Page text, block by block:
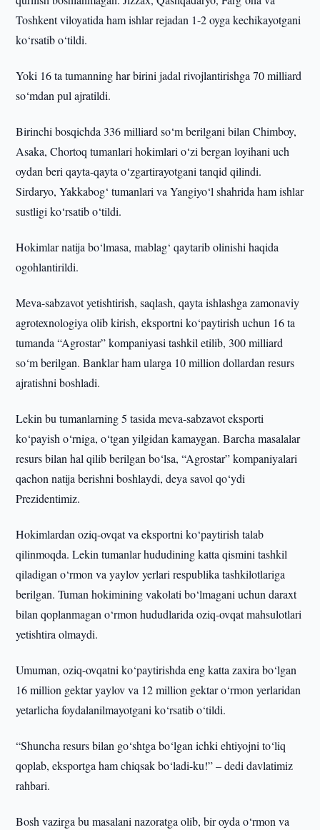
Toshkent viloyatida ham ishlar rejadan 1-2 oyga kechikayotgani
ko‘rsatib o‘tildi.
Yoki 16 ta tumanning har birini jadal rivojlantirishga 70 milliard
so‘mdan pul ajratildi.
Birinchi bosqichda 336 milliard so‘m berilgani bilan Chimboy,
Asaka, Chortoq tumanlari hokimlari o‘zi bergan loyihani uch
oydan beri qayta-qayta o‘zgartirayotgani tanqid qilindi.
Sirdaryo, Yakkabog‘ tumanlari va Yangiyo‘l shahrida ham ishlar
sustligi ko‘rsatib o‘tildi.
Hokimlar natija bo‘lmasa, mablag‘ qaytarib olinishi haqida
ogohlantirildi.
Meva-sabzavot yetishtirish, saqlash, qayta ishlashga zamonaviy
agrotexnologiya olib kirish, eksportni ko‘paytirish uchun 16 ta
tumanda “Agrostar” kompaniyasi tashkil etilib, 300 milliard
so‘m berilgan. Banklar ham ularga 10 million dollardan resurs
ajratishni boshladi.
Lekin bu tumanlarning 5 tasida meva-sabzavot eksporti
ko‘payish o‘rniga, o‘tgan yilgidan kamaygan. Barcha masalalar
resurs bilan hal qilib berilgan bo‘lsa, “Agrostar” kompaniyalari
qachon natija berishni boshlaydi, deya savol qo‘ydi
Prezidentimiz.
Hokimlardan oziq-ovqat va eksportni ko‘paytirish talab
qilinmoqda. Lekin tumanlar hududining katta qismini tashkil
qiladigan o‘rmon va yaylov yerlari respublika tashkilotlariga
berilgan. Tuman hokimining vakolati bo‘lmagani uchun daraxt
bilan qoplanmagan o‘rmon hududlarida oziq-ovqat mahsulotlari
yetishtira olmaydi.
Umuman, oziq-ovqatni ko‘paytirishda eng katta zaxira bo‘lgan
16 million gektar yaylov va 12 million gektar o‘rmon yerlaridan
yetarlicha foydalanilmayotgani ko‘rsatib o‘tildi.
“Shuncha resurs bilan go‘shtga bo‘lgan ichki ehtiyojni to‘liq
qoplab, eksportga ham chiqsak bo‘ladi-ku!” – dedi davlatimiz
rahbari.
Bosh vazirga bu masalani nazoratga olib, bir oyda o‘rmon va